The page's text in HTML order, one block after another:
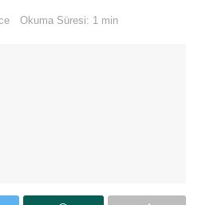
Okuma Süresi: 1 min